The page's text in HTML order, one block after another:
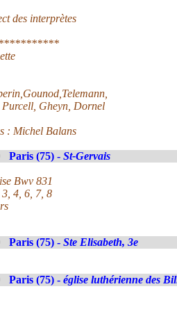
des interprètes
Gheyn, Dornel
: Michel Balans
Paris (75) - St-Gervais
Bwv 831
4, 6, 7, 8
Paris (75) - Ste Elisabeth, 3e
Paris (75) - église luthérienne des